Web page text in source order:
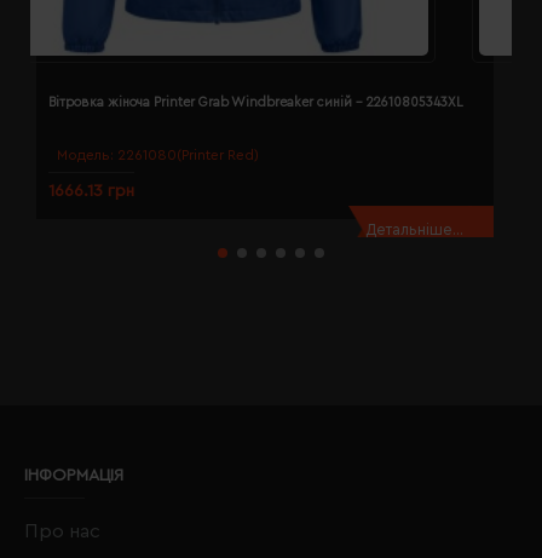
Модель: 2261080(Printer Red)
Вітровка жіноча Printer Grab Windbreaker синій - 22610805343XL
1666.13 грн
Детальніше...
ІНФОРМАЦІЯ
Про нас